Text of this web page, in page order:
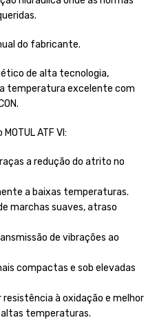
do fabricante.
de alta tecnologia,
temperatura excelente com
ATF VI:
a redução do atrito no
a baixas temperaturas.
marchas suaves, atraso
de vibrações ao
compactas e sob elevadas
à oxidação e melhor
temperaturas.